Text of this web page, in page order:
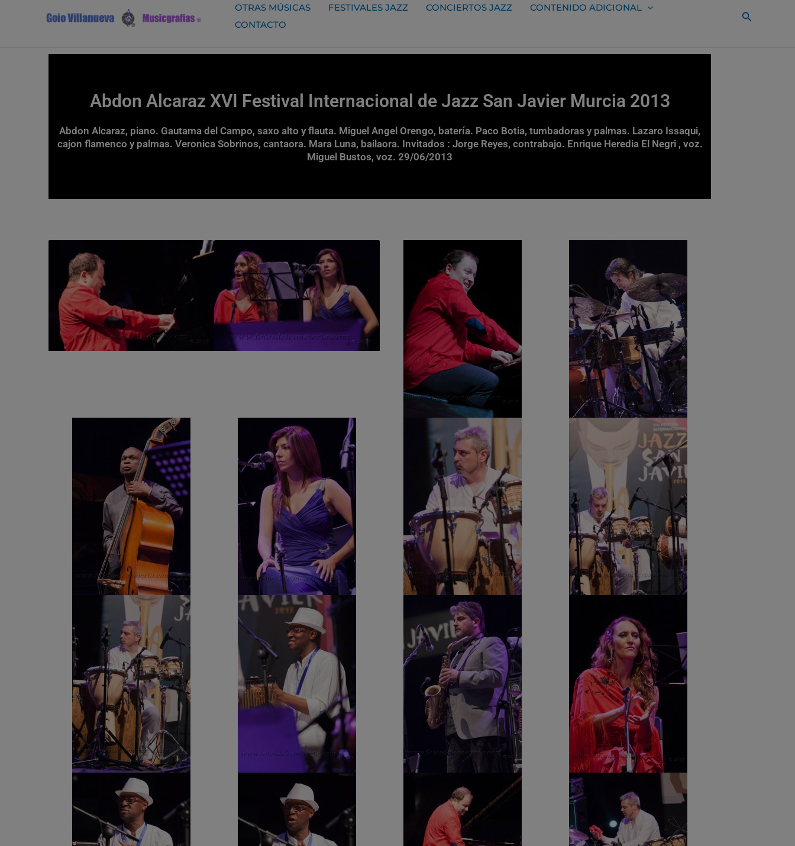
OTRAS MÚSICAS FESTIVALES JAZZ CONCIERTOS JAZZ
CONTENIDO ADICIONAL
CONTACTO
Buscar
Abdon Alcaraz XVI Festival Internacional de Jazz San Javier Murcia 2013
Abdon Alcaraz, piano. Gautama del Campo, saxo alto y flauta. Miguel Angel Orengo, batería. Paco Botia, tumbadoras y palmas. Lazaro Issaqui,
cajon flamenco y palmas. Veronica Sobrinos, cantaora. Mara Luna, bailaora. Invitados : Jorge Reyes, contrabajo. Enrique Heredia El Negri , voz.
Miguel Bustos, voz. 29/06/2013